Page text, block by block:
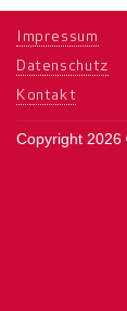
Impressum
Datenschutz
Kontakt
Copyright 2026